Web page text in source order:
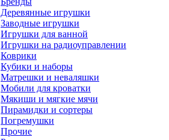
Деревянные игрушки
Заводные игрушки
Игрушки для ванной
Игрушки на радиоуправлении
Коврики
Кубики и наборы
Матрешки и неваляшки
Мобили для кроватки
Мякиши и мягкие мячи
Пирамидки и сортеры
Погремушки
Прочие